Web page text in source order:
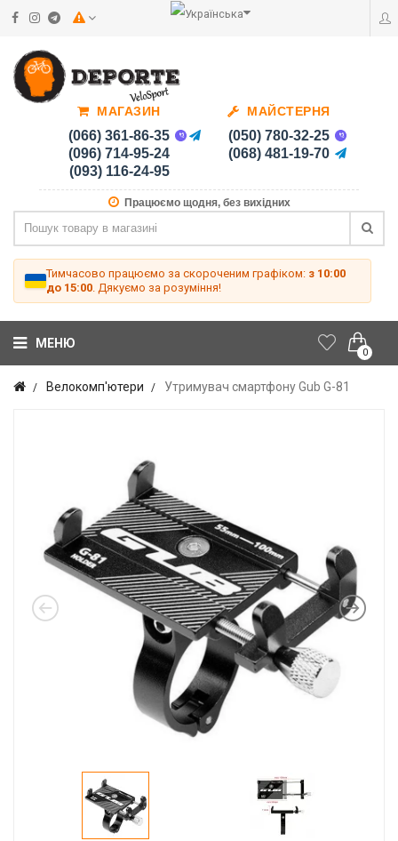
МАГАЗИН
(066) 361-86-35
(096) 714-95-24
(093) 116-24-95
МАЙСТЕРНЯ
(050) 780-32-25
(068) 481-19-70
Працюємо щодня, без вихідних
Тимчасово працюємо за скороченим графіком: з 10:00
до 15:00 . Дякуємо за розуміння!
0
МЕНЮ
Велокомп'ютери Утримувач смартфону Gub G-81